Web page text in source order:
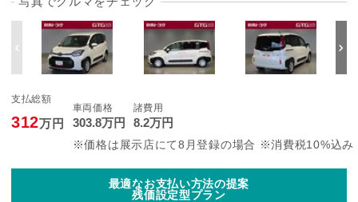
支払総額
312万円
車両価格
303.8万円
諸費用
8.2万円
※価格は展示店にて8月登録の場合 ※消費税10%込み
最適なお支払い方法の提案
残価設定型プラン